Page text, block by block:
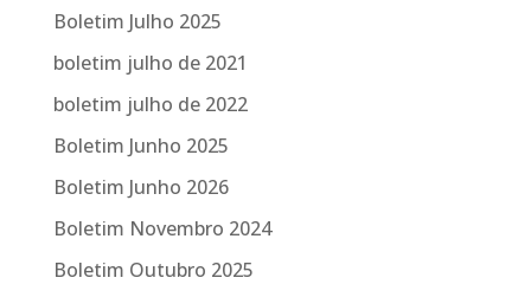
Boletim Julho 2025
boletim julho de 2021
boletim julho de 2022
Boletim Junho 2025
Boletim Junho 2026
Boletim Novembro 2024
Boletim Outubro 2025